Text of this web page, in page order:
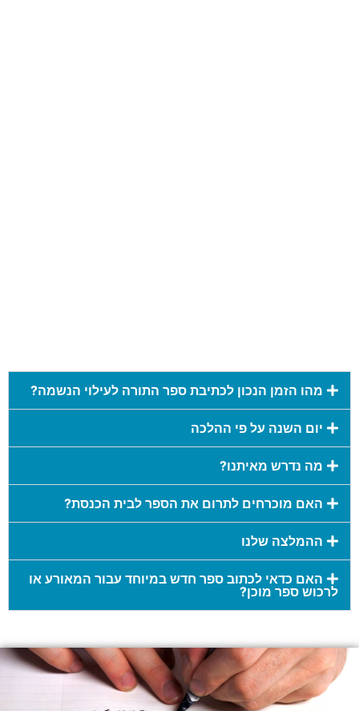
מהו הזמן הנכון לכתיבת ספר התורה לעילוי הנשמה?
יום השנה על פי ההלכה
מה נדרש מאיתנו?
האם מוכרחים לתרום את הספר לבית הכנסת?
ההמלצה שלנו
האם כדאי לכתוב ספר חדש במיוחד עבור המאורע או
לרכוש ספר מוכן?